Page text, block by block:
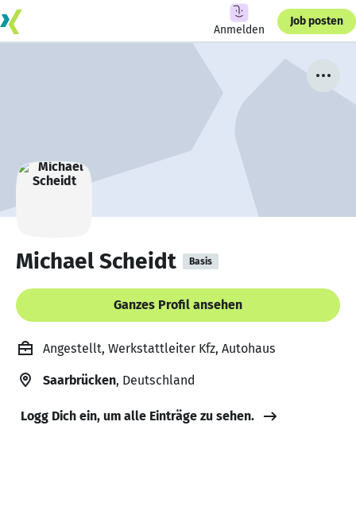
Anmelden
Job posten
Michael Scheidt Basis
Ganzes Profil ansehen
Angestellt, Werkstattleiter Kfz, Autohaus
Saarbrücken, Deutschland
Logg Dich ein, um alle Einträge zu sehen.